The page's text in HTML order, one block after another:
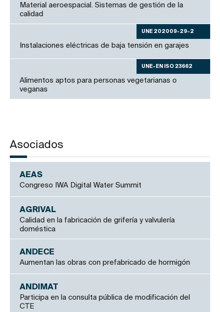
Material aeroespacial. Sistemas de gestión de la
calidad
UNE 202009-29-2
Instalaciones eléctricas de baja tensión en garajes
UNE-EN ISO 23662
Alimentos aptos para personas vegetarianas o
veganas
Asociados
AEAS
Congreso IWA Digital Water Summit
AGRIVAL
Calidad en la fabricación de grifería y valvulería
doméstica
ANDECE
Aumentan las obras con prefabricado de hormigón
ANDIMAT
Participa en la consulta pública de modificación del
CTE